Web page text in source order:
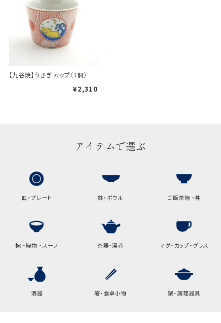
【九谷焼】うさぎ カップ〈1個〉
¥2,310
アイテムで選ぶ
皿・プレート 鉢・ボウル ご飯茶碗 ・丼
椀 ・碗物 ・スープ 茶器・湯呑 マグ・カップ・グラス
酒器 箸・食卓小物 鍋・調理器具